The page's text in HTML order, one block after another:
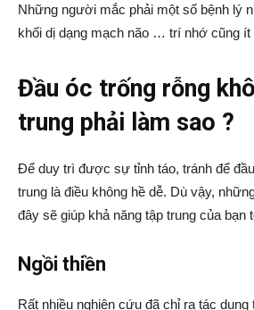
Những người mắc phải một số bệnh lý
khối dị dạng mạch não … trí nhớ cũng ít
Đầu óc trống rỗng
trung phải làm sao ?
Để duy trì được sự tỉnh táo, tránh để
trung là điều không hề dễ. Dù vậy,
đây sẽ giúp khả năng tập trung của bạn
Ngồi thiền
Rất nhiều nghiên cứu đã chỉ ra tác